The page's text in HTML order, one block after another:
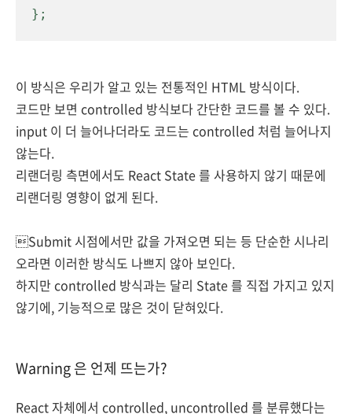
};
이 방식은 우리가 알고 있는 전통적인 HTML 방식이다.
코드만 보면 controlled 방식보다 간단한 코드를 볼 수 있다.
input 이 더 늘어나더라도 코드는 controlled 처럼 늘어나지
않는다.
리랜더링 측면에서도 React State 를 사용하지 않기 때문에
리랜더링 영향이 없게 된다.
Submit 시점에서만 값을 가져오면 되는 등 단순한 시나리
오라면 이러한 방식도 나쁘지 않아 보인다.
하지만 controlled 방식과는 달리 State 를 직접 가지고 있지
않기에, 기능적으로 많은 것이 닫혀있다.
Warning 은 언제 뜨는가?
React 자체에서 controlled, uncontrolled 를 분류했다는